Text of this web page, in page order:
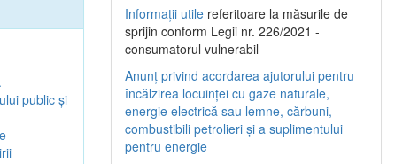
public şi
Informații utile referitoare la măsurile de
sprijin conform Legii nr. 226/2021 -
consumatorul vulnerabil
Anunț privind acordarea ajutorului pentru
încălzirea locuinței cu gaze naturale,
energie electrică sau lemne, cărbuni,
combustibili petrolieri și a suplimentului
pentru energie